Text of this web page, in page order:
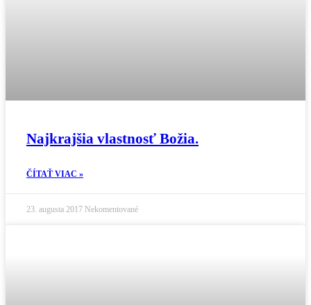
Najkrajšia vlastnosť Božia.
ČÍTAŤ VIAC »
23. augusta 2017 Nekomentované